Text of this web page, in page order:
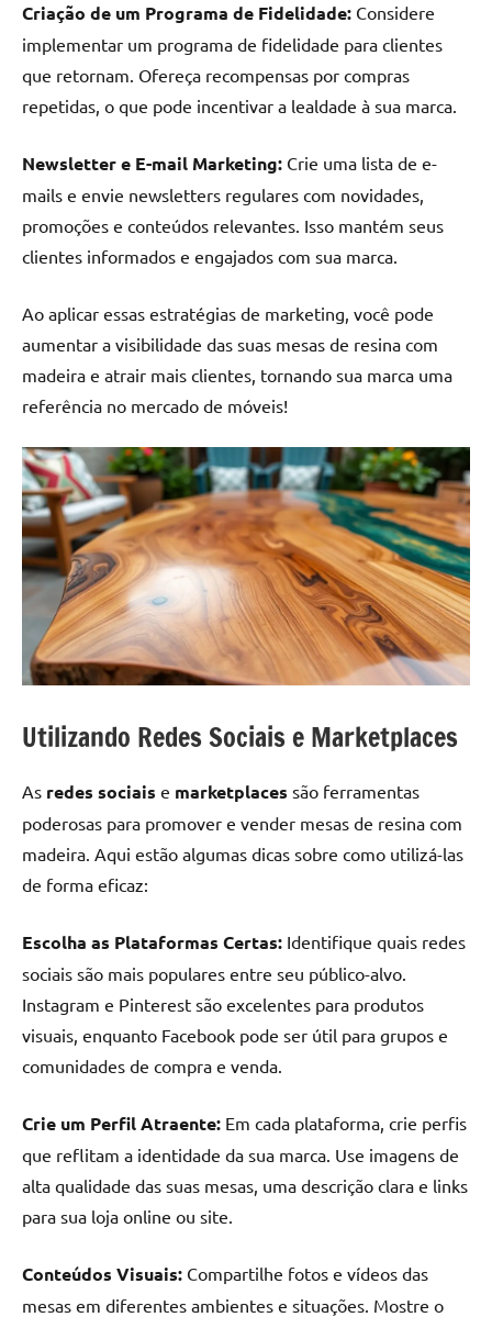
Criação de um Programa de Fidelidade: Considere
implementar um programa de fidelidade para clientes
que retornam. Ofereça recompensas por compras
repetidas, o que pode incentivar a lealdade à sua marca.
Newsletter e E-mail Marketing: Crie uma lista de e-
mails e envie newsletters regulares com novidades,
promoções e conteúdos relevantes. Isso mantém seus
clientes informados e engajados com sua marca.
Ao aplicar essas estratégias de marketing, você pode
aumentar a visibilidade das suas mesas de resina com
madeira e atrair mais clientes, tornando sua marca uma
referência no mercado de móveis!
Utilizando Redes Sociais e Marketplaces
As redes sociais e marketplaces são ferramentas
poderosas para promover e vender mesas de resina com
madeira. Aqui estão algumas dicas sobre como utilizá-las
de forma eficaz:
Escolha as Plataformas Certas: Identifique quais redes
sociais são mais populares entre seu público-alvo.
Instagram e Pinterest são excelentes para produtos
visuais, enquanto Facebook pode ser útil para grupos e
comunidades de compra e venda.
Crie um Perfil Atraente: Em cada plataforma, crie perfis
que reflitam a identidade da sua marca. Use imagens de
alta qualidade das suas mesas, uma descrição clara e links
para sua loja online ou site.
Conteúdos Visuais: Compartilhe fotos e vídeos das
mesas em diferentes ambientes e situações. Mostre o